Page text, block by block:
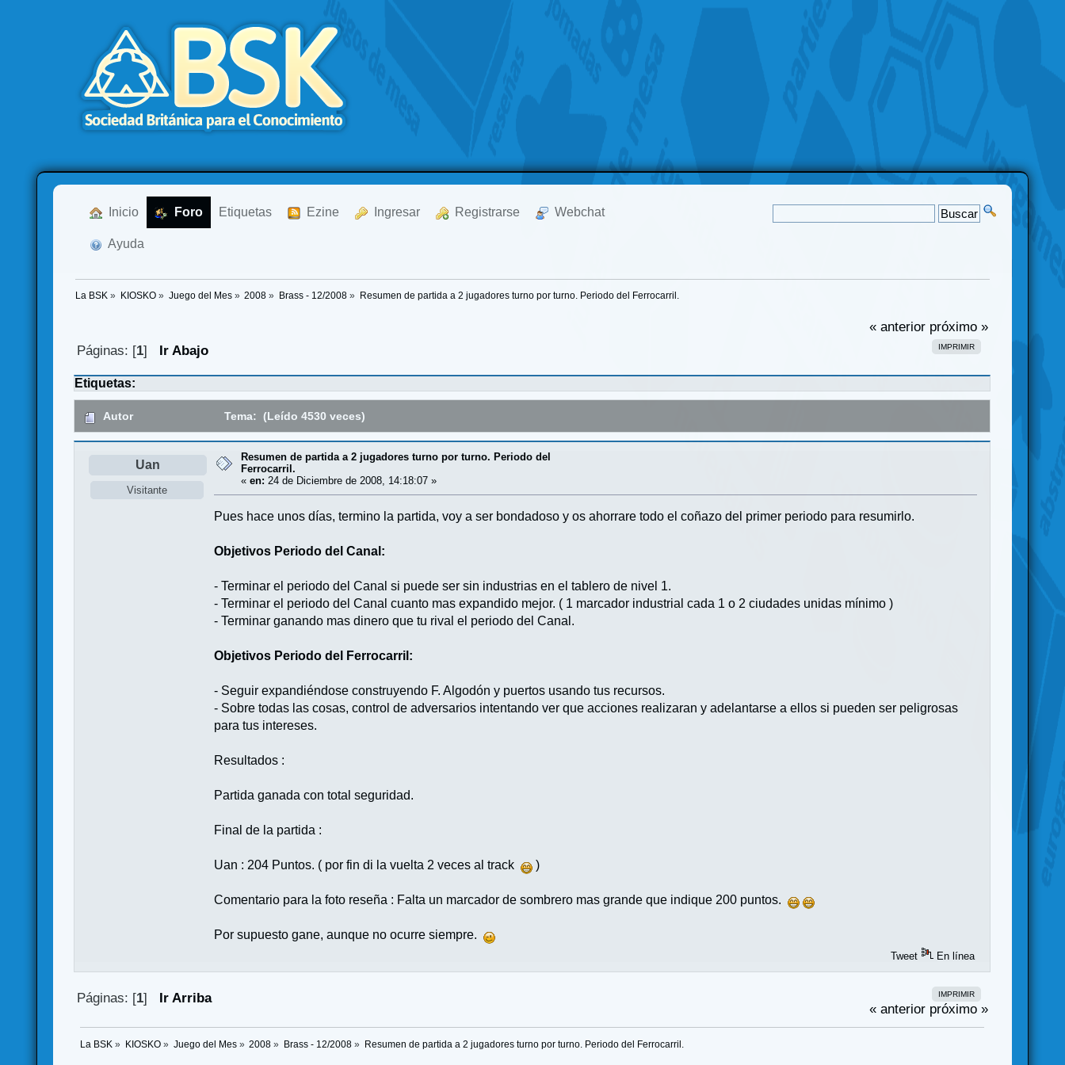
Inicio Foro Etiquetas Ezine Ingresar Registrarse Webchat
Ayuda
La BSK » KIOSKO» Juego del Mes» 2008 » Brass - 12/2008 » Resumen de partida a 2 jugadores turno por turno. Periodo del Ferrocarril.
« anterior próximo »
IMPRIMIR
Páginas: [1] Ir Abajo
Etiquetas:
Autor Tema: (Leído 4530 veces)
Uan
Visitante
Resumen de partida a 2 jugadores turno por turno. Periodo del
Ferrocarril.
«en: 24 de Diciembre de 2008, 14:18:07 »
Pues hace unos días, termino la partida, voy a ser bondadoso y os ahorrare todo el coñazo del primer periodo para resumirlo.
Objetivos Periodo del Canal:
- Terminar el periodo del Canal si puede ser sin industrias en el tablero de nivel 1.
- Terminar el periodo del Canal cuanto mas expandido mejor. ( 1 marcador industrial cada 1 o 2 ciudades unidas mínimo )
- Terminar ganando mas dinero que tu rival el periodo del Canal.
Objetivos Periodo del Ferrocarril:
- Seguir expandiéndose construyendo F. Algodón y puertos usando tus recursos.
- Sobre todas las cosas, control de adversarios intentando ver que acciones realizaran y adelantarse a ellos si pueden ser peligrosas
para tus intereses.
Resultados :
Partida ganada con total seguridad.
Final de la partida :
Uan : 204 Puntos. ( por fin di la vuelta 2 veces al track )
Comentario para la foto reseña : Falta un marcador de sombrero mas grande que indique 200 puntos.
Por supuesto gane, aunque no ocurre siempre.
Tweet En línea
IMPRIMIR
Páginas: [1] Ir Arriba
« anterior próximo »
La BSK » KIOSKO» Juego del Mes» 2008 » Brass - 12/2008 » Resumen de partida a 2 jugadores turno por turno. Periodo del Ferrocarril.